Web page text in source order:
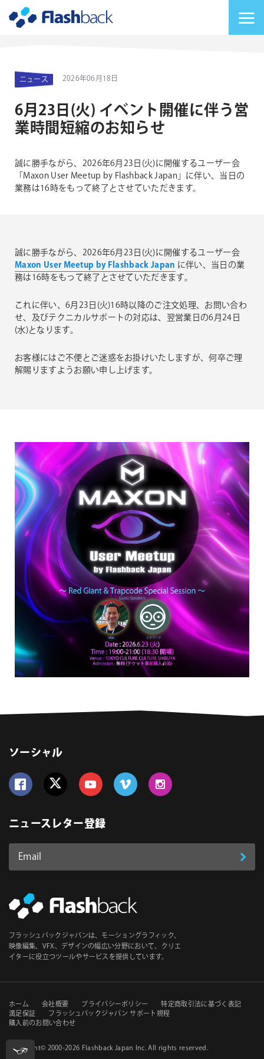
ニュース 2026年06月18日
6月23日(火) イベント開催に伴う営
業時間短縮のお知らせ
誠に勝手ながら、2026年6月23日(火)に開催するユーザー会
「Maxon User Meetup by Flashback Japan」に伴い、当日の
業務は16時をもって終了とさせていただきます。
誠に勝手ながら、2026年6月23日(火)に開催するユーザー会
Maxon User Meetup by Flashback Japan に伴い、当日の業
務は16時をもって終了とさせていただきます。
これに伴い、6月23日(火)16時以降のご注文処理、お問い合わ
せ、及びテクニカルサポートの対応は、翌営業日の6月24日
(水)となります。
お客様にはご不便とご迷惑をお掛けいたしますが、何卒ご理
解賜りますようお願い申し上げます。
ソーシャル
ニュースレター登録
Email
ス
必
須
登
フラッシュバックジャパンは、モーショングラフィック、
映像編集、VFX、デザインの幅広い分野において、クリエ
イターに役立つツールやサービスを提供しています。
セ
カ
ン
ホーム 会社概要 プライバシーポリシー
特定商取引法に基づく表記
満足保証
フラッシュバックジャパン サポート規程
購入前のお問い合わせ
Copyright© 2000-2026 Flashback Japan Inc. All rights reserved.